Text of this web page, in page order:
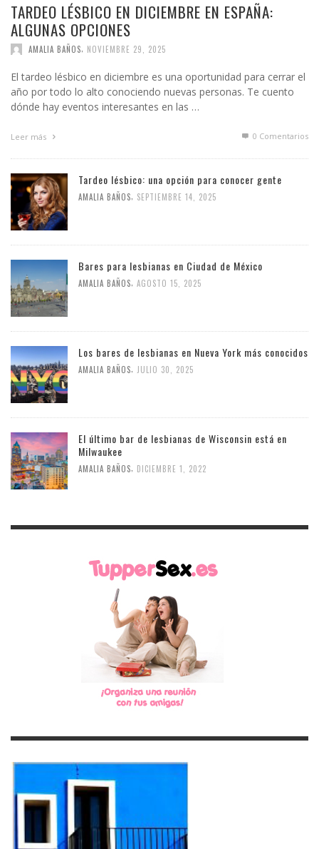
TARDEO LÉSBICO EN DICIEMBRE EN ESPAÑA:
ALGUNAS OPCIONES
AMALIA BAÑOS NOVIEMBRE 29, 2025
El tardeo lésbico en diciembre es una oportunidad para cerrar el
año por todo lo alto conociendo nuevas personas. Te cuento
dónde hay eventos interesantes en las …
Leer más 0 Comentarios
Tardeo lésbico: una opción para conocer gente
AMALIA BAÑOS SEPTIEMBRE 14, 2025
Bares para lesbianas en Ciudad de México
AMALIA BAÑOS AGOSTO 15, 2025
Los bares de lesbianas en Nueva York más conocidos
AMALIA BAÑOS JULIO 30, 2025
El último bar de lesbianas de Wisconsin está en
Milwaukee
AMALIA BAÑOS DICIEMBRE 1, 2022